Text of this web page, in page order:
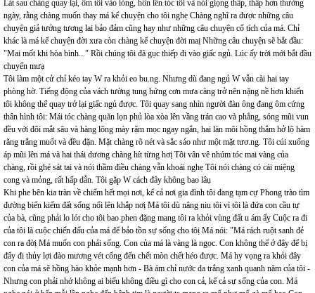
Lát sau chàng quay lại, ôm tôi vào lòng, hôn lên tóc tôi và nói giọng thấp, thấp hơn thường
ngày, rằng chàng muốn thay má kể chuyện cho tôi nghẹ Chàng nghĩ ra được những câu
chuyện giả tưởng tương lai bảo đảm cũng hay như những câu chuyện cổ tích của má. Chỉ
khác là má kể chuyện đời xưa còn chàng kể chuyện đời maị Những câu chuyện sẽ bắt đầu:
"Mai mốt khi hòa bình..." Rồi chúng tôi đã gục thiếp đi vào giấc ngủ. Lúc ấy trời mới bắt đầu
chuyển mưạ
Tôi làm một cử chỉ kéo tay W ra khỏi eo bu.ng. Nhưng dù đang ngủ W vẫn cài hai tay
phòng hờ. Tiếng động của vách tường tung hứng cơn mưa càng trở nên nặng nề hơn khiến
tôi không thể quay trở lại giấc ngủ được. Tôi quay sang nhìn người đàn ông đang ôm cứng
thân hình tôi: Mái tóc chàng quăn lọn phủ lòa xòa lên vầng trán cao và phẳng, sóng mũi vun
đều với đôi mắt sâu và hàng lông mày rậm mọc ngay ngắn, hai làn môi hồng thắm hở lộ hàm
răng trắng muốt và đều đặn. Mặt chàng rõ nét và sắc sảo như một mặt tươ.ng. Tôi cúi xuống
áp mũi lên má và hai thái dương chàng hít từng hơị Tôi vân vê nhúm tóc mai vàng của
chàng, rồi ghé sát tai và nói thầm điều chàng vẫn khoái nghẹ Tôi nói chàng có cái miệng
cong và mỏng, rất hấp dẫn. Tôi gặp W cách đây không bao lâụ
Khi phe bên kia tràn về chiếm hết mọi nơi, kể cả nơi gia đình tôi đang tạm cự Phong trào tìm
đường biển kiếm đất sống nổi lên khắp nơị Má tôi dù nâng niu tôi vì tôi là đứa con cầu tự
của bà, cũng phải lo lót cho tôi bao phen đặng mang tôi ra khỏi vùng đất u ám ấỵ Cuộc ra đi
của tôi là cuộc chiến đấu của má để bảo tồn sự sống cho tôị Má nói: "Má rách ruột sanh đẻ
con ra đờị Má muốn con phải sống. Con của má là vàng là ngọc. Con không thể ở đây để bị
đẩy đi thủy lợi đào mương vét cống đến chết mòn chết héo được. Má hy vọng ra khỏi đây
con của má sẽ hồng hào khỏe mạnh hơn - Bà ám chỉ nước da trắng xanh quanh năm của tôi -
Nhưng con phải nhớ không ai biếu không điều gì cho con cả, kể cả sự sống của con. Má